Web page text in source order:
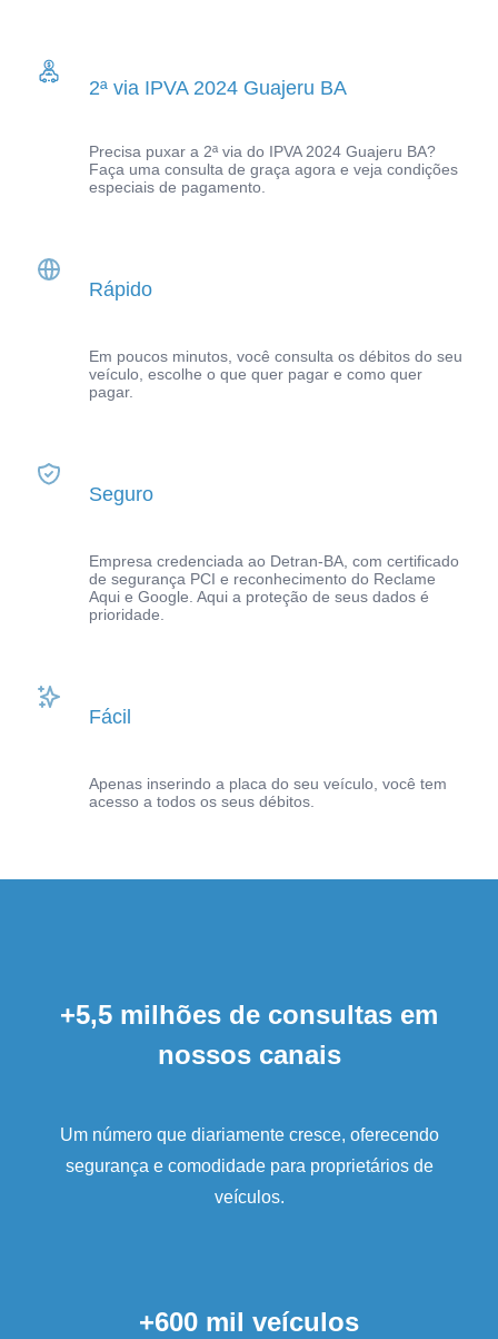
2ª via IPVA 2024 Guajeru BA
Precisa puxar a 2ª via do IPVA 2024 Guajeru BA?
Faça uma consulta de graça agora e veja condições
especiais de pagamento.
Rápido
Em poucos minutos, você consulta os débitos do seu
veículo, escolhe o que quer pagar e como quer
pagar.
Seguro
Empresa credenciada ao Detran-BA, com certificado
de segurança PCI e reconhecimento do Reclame
Aqui e Google. Aqui a proteção de seus dados é
prioridade.
Fácil
Apenas inserindo a placa do seu veículo, você tem
acesso a todos os seus débitos.
+5,5 milhões de consultas em
nossos canais
Um número que diariamente cresce, oferecendo
segurança e comodidade para proprietários de
veículos.
+600 mil veículos